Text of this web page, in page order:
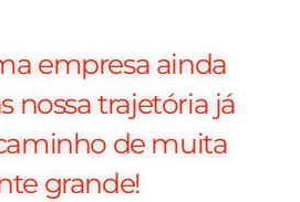
empresa ainda
nossa trajetória já
de muita
grande!